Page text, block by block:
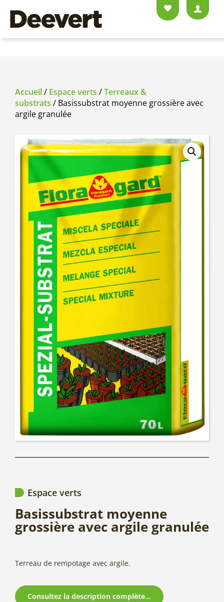
Accueil/ Espace verts /Terreaux &
substrats / Basissubstrat moyenne grossière avec
argile granulée
Espace verts
Basissubstrat moyenne
grossière avec argile granulée
Terreau de rempotage avec argile.
Consultez la description complète...